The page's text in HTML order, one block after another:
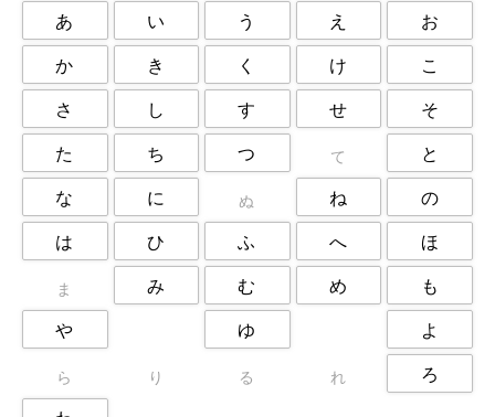
港区
町田市
目黒区
福生市
立川市
練馬区
荒川区
葛飾区
西東京市
豊島区
足立区
あ い う え
お
か
き く け
こ
さ
し す せ
そ
た
ち つ て
と
な
に ぬ ね
の
は
ひ ふ へ ほ
ま み む め
も
や
ゆ よ
ら り る れ
ろ